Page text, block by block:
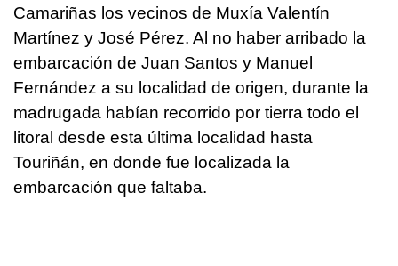
Camariñas los vecinos de Muxía Valentín
Martínez y José Pérez. Al no haber arribado la
embarcación de Juan Santos y Manuel
Fernández a su localidad de origen, durante la
madrugada habían recorrido por tierra todo el
litoral desde esta última localidad hasta
Touriñán, en donde fue localizada la
embarcación que faltaba.